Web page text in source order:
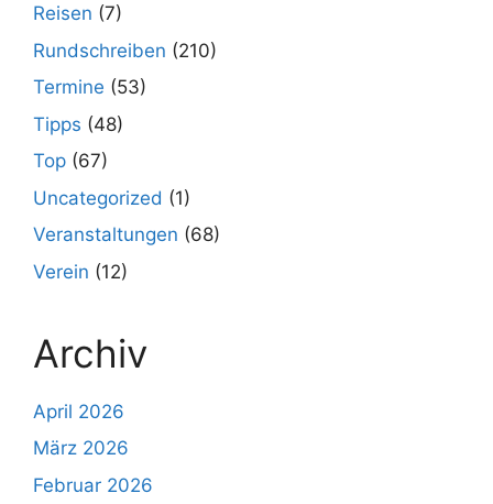
Reisen (7)
Rundschreiben (210)
Termine (53)
Tipps (48)
Top (67)
Uncategorized (1)
Veranstaltungen (68)
Verein (12)
Archiv
April 2026
März 2026
Februar 2026